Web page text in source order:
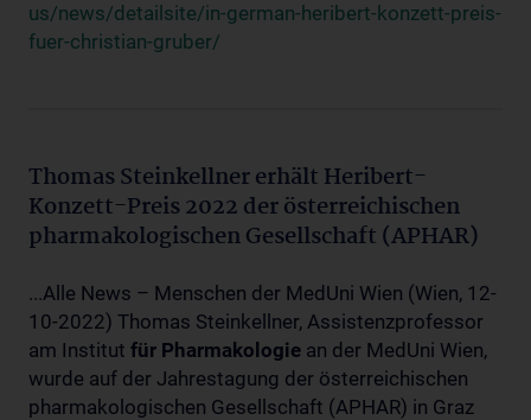
us/news/detailsite/in-german-heribert-konzett-preis-
fuer-christian-gruber/
Thomas Steinkellner erhält Heribert-
Konzett-Preis 2022 der österreichischen
pharmakologischen Gesellschaft (APHAR)
...Alle News – Menschen der MedUni Wien (Wien, 12-
10-2022) Thomas Steinkellner, Assistenzprofessor
am Institut für Pharmakologie an der MedUni Wien,
wurde auf der Jahrestagung der österreichischen
pharmakologischen Gesellschaft (APHAR) in Graz